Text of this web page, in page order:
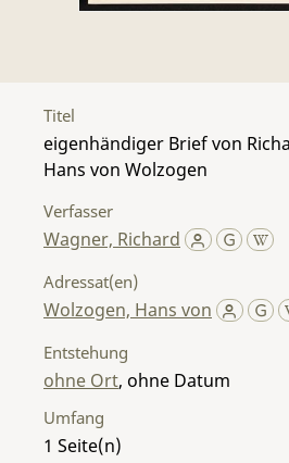
Titel
eigenhändiger Brief von
Hans von Wolzogen
Verfasser
Wagner, Richard
Adressat(en)
Wolzogen, Hans von
Entstehung
ohne Ort, ohne Datum
Umfang
1